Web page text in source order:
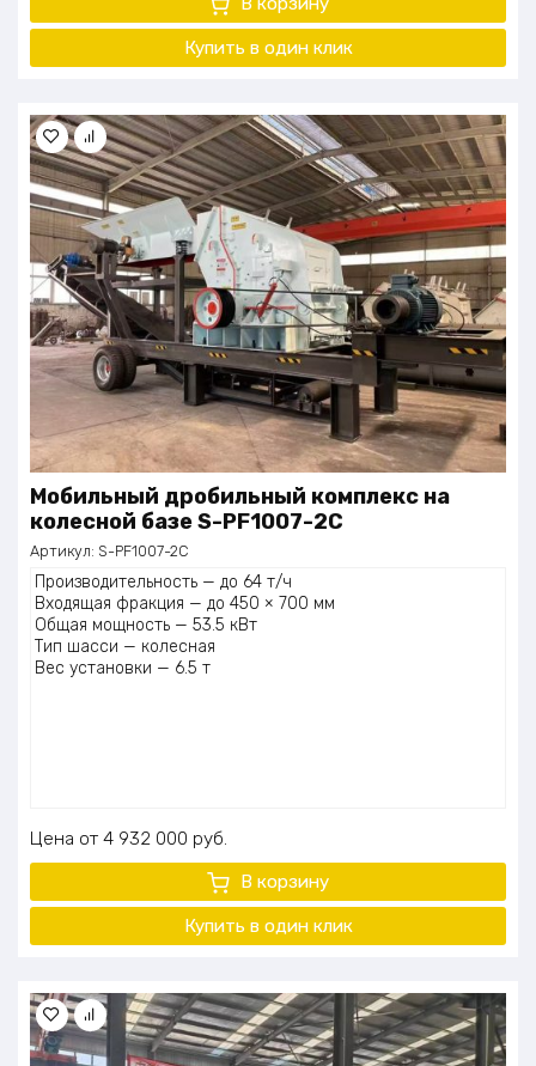
Купить в один клик
Мобильный дробильный комплекс на
колесной базе S-PF1007-2C
Артикул: S-PF1007-2C
Производительность — до 64 т/ч
Входящая фракция — до 450 × 700 мм
Общая мощность — 53.5 кВт
Тип шасси — колесная
Вес установки — 6.5 т
Цена 4 932 000 руб.
В корзину
Купить в один клик